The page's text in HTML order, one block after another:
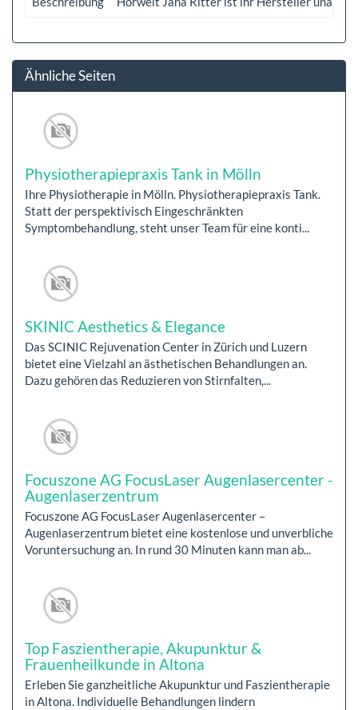
Ähnliche Seiten
Physiotherapiepraxis Tank in Mölln
Ihre Physiotherapie in Mölln. Physiotherapiepraxis Tank.
Statt der perspektivisch Eingeschränkten
Symptombehandlung, steht unser Team für eine konti...
SKINIC Aesthetics & Elegance
Das SCINIC Rejuvenation Center in Zürich und Luzern
bietet eine Vielzahl an ästhetischen Behandlungen an.
Dazu gehören das Reduzieren von Stirnfalten,...
Focuszone AG FocusLaser Augenlasercenter -
Augenlaserzentrum
Focuszone AG FocusLaser Augenlasercenter –
Augenlaserzentrum bietet eine kostenlose und unverbliche
Voruntersuchung an. In rund 30 Minuten kann man ab...
Top Faszientherapie, Akupunktur &
Frauenheilkunde in Altona
Erleben Sie ganzheitliche Akupunktur und Faszientherapie
in Altona. Individuelle Behandlungen lindern